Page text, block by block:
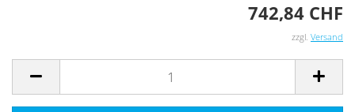
742,84 CHF
zzgl. Versand